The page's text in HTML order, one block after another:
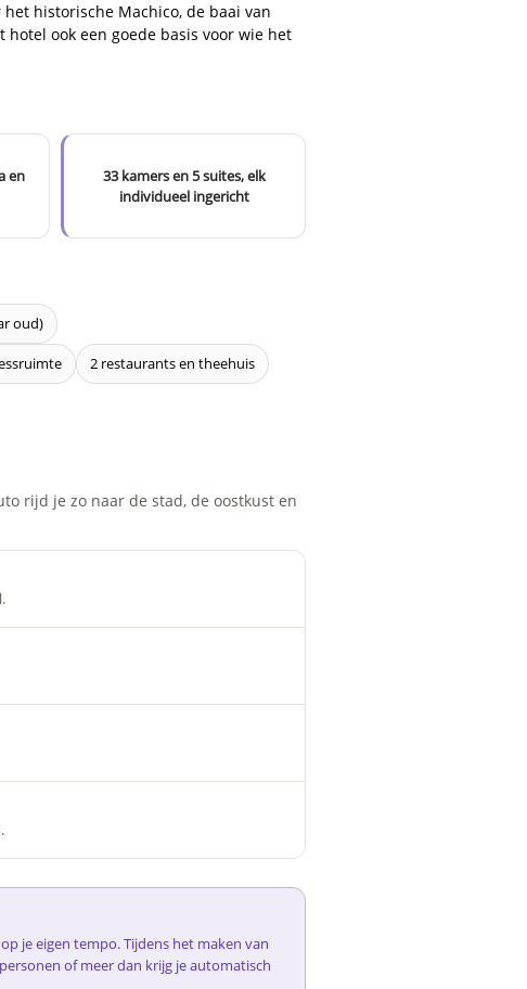
historische Machico, de baai van
ook een goede basis voor wie het
en
33 kamers en 5 suites, elk
individueel ingericht
oud)
2 restaurants en theehuis
rijd je zo naar de stad, de oostkust en
je eigen tempo. Tijdens het maken van
of meer dan krijg je automatisch